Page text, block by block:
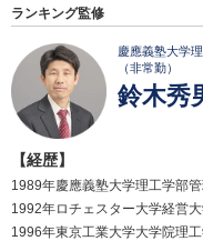
ランキング監修
慶應義塾大学
（非常勤）
鈴木秀
【経歴】
1989年慶應義塾大学理工学部管
1992年ロチェスター大学経営大
1996年東京工業大学大学院理